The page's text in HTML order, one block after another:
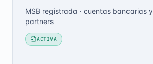
MSB registrada · cuentas bancarias
partners
ACTIVA